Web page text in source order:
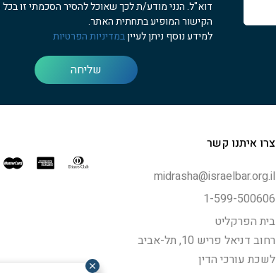
דוא"ל. הנני מודע/ת לכך שאוכל להסיר הסכמתי זו
הקישור המופיע בתחתית האתר.
למידע נוסף ניתן לעייןבמדיניות הפרטיות
שליחה
צרו איתנו קשר
midrasha@israelbar.org.il
1-599-500606
בית הפרקליט
רחוב דניאל פריש 10, תל-אביב
לשכת עורכי הדין